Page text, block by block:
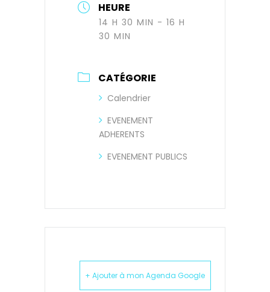
HEURE
14 H 30 MIN - 16 H
30 MIN
CATÉGORIE
Calendrier
EVENEMENT
ADHERENTS
EVENEMENT PUBLICS
+ Ajouter à mon Agenda Google